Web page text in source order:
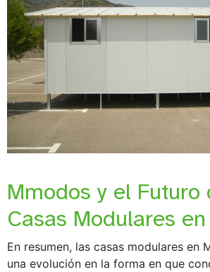
Mmodos y el Futuro
Casas Modulares
En resumen, las casas modulares en
una evolución en la forma en que